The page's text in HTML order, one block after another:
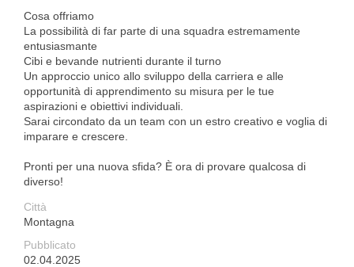
Cosa offriamo
La possibilità di far parte di una squadra estremamente
entusiasmante
Cibi e bevande nutrienti durante il turno
Un approccio unico allo sviluppo della carriera e alle
opportunità di apprendimento su misura per le tue
aspirazioni e obiettivi individuali.
Sarai circondato da un team con un estro creativo e voglia di
imparare e crescere.
Pronti per una nuova sfida? È ora di provare qualcosa di
diverso!
Città
Montagna
Pubblicato
02.04.2025